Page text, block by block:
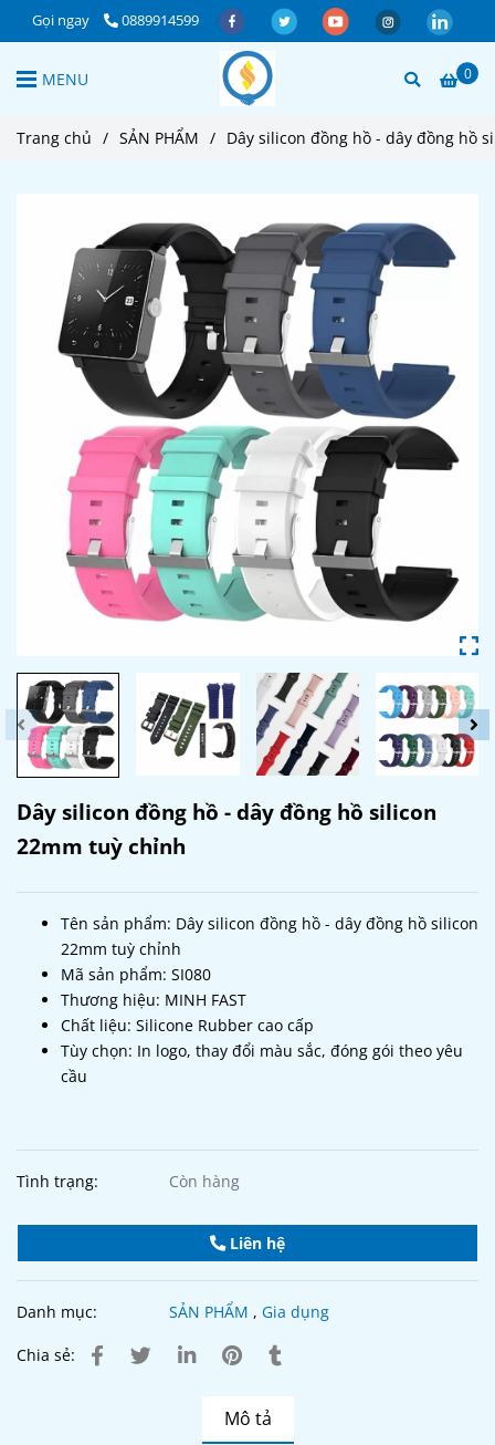
Gọi ngay 0889914599
0
MENU
Trang chủ / SẢN PHẨM / Dây silicon đồng hồ - dây đồng hồ
Dây silicon đồng hồ - dây đồng hồ silicon
22mm tuỳ chỉnh
Tên sản phẩm: Dây silicon đồng hồ - dây đồng hồ silicon
22mm tuỳ chỉnh
Mã sản phẩm: SI080
Thương hiệu: MINH FAST
Chất liệu: Silicone Rubber cao cấp
Tùy chọn: In logo, thay đổi màu sắc, đóng gói theo yêu
cầu
Tình trạng: Còn hàng
Liên hệ
Danh mục: SẢN PHẨM , Gia dụng
Chia sẻ:
Mô tả